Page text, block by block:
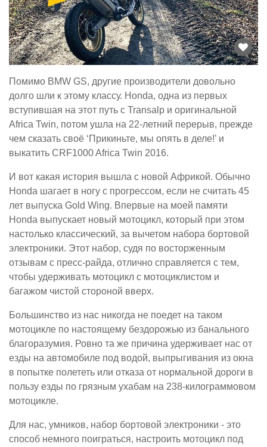
Помимо BMW GS, другие производители довольно
долго шли к этому классу. Honda, одна из первых
вступившая на этот путь с Transalp и оригинальной
Africa Twin, потом ушла на 22-летний перерыв, прежде
чем сказать своё ‘Прикиньте, мы опять в деле!’ и
выкатить CRF1000 Africa Twin 2016.
И вот какая история вышла с новой Африкой. Обычно
Honda шагает в ногу с прогрессом, если не считать 45
лет выпуска Gold Wing. Впервые на моей памяти
Honda выпускает новый мотоцикл, который при этом
настолько классический, за вычетом набора бортовой
электроники. Этот набор, судя по восторженным
отзывам с пресс-райда, отлично справляется с тем,
чтобы удерживать мотоцикл с мотоциклистом и
багажом чистой стороной вверх.
Большинство из нас никогда не поедет на таком
мотоцикле по настоящему бездорожью из банального
благоразумия. Ровно та же причина удерживает нас от
езды на автомобиле под водой, выпрыгивания из окна
в попытке полететь или отказа от нормальной дороги в
пользу езды по грязным ухабам на 238-килограммовом
мотоцикле.
Для нас, умников, набор бортовой электроники - это
способ немного поиграться, настроить мотоцикл под